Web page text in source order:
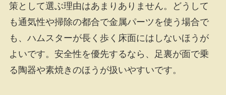
策として選ぶ理由はあまりありません。どうして
も通気性や掃除の都合で金属パーツを使う場合で
も、ハムスターが長く歩く床面にはしないほうが
よいです。安全性を優先するなら、足裏が面で乗
る陶器や素焼きのほうが扱いやすいです。